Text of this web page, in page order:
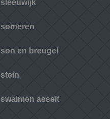
sleeuwijk
someren
son en breugel
stein
swalmen asselt